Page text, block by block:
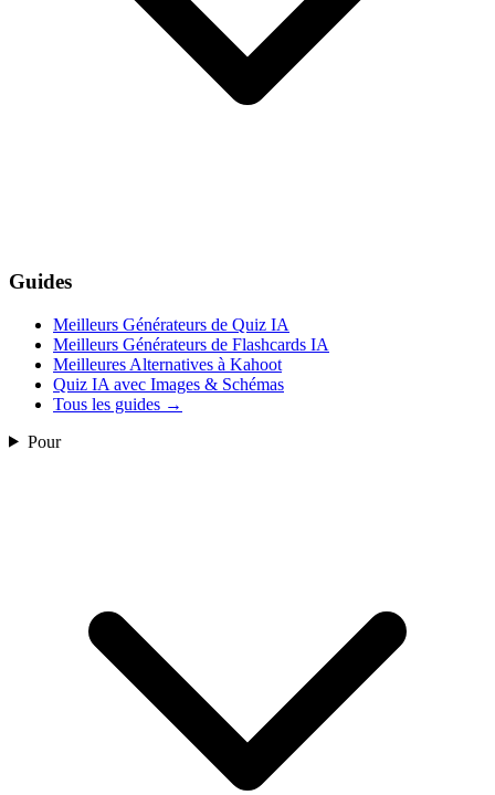
Guides
Meilleurs Générateurs de Quiz IA
Meilleurs Générateurs de Flashcards IA
Meilleures Alternatives à Kahoot
Quiz IA avec Images & Schémas
Tous les guides →
Pour